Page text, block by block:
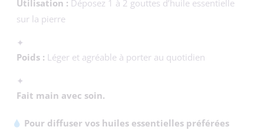
Utilisation : Déposez 1 à 2 gouttes d’huile essentielle
sur la pierre
✦
Poids : Léger et agréable à porter au quotidien
✦
Fait main avec soin.
Pour diffuser vos huiles essentielles préférées